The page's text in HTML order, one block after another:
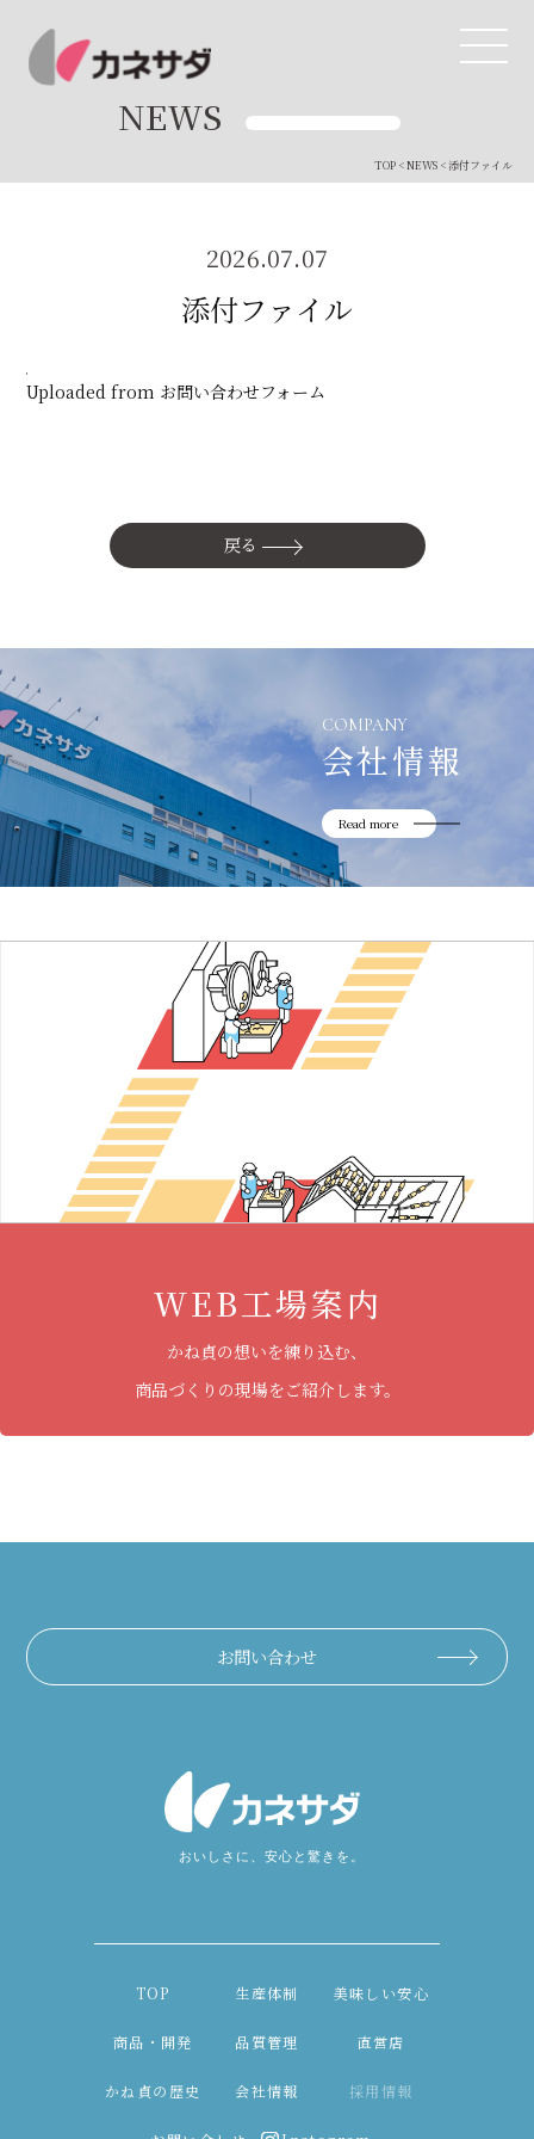
TOP
生産体制
美味しい安心
かね貞の歴史
NEWS
TOP<NEWS< 添付ファイル
2026.07.07
添付ファイル
Uploaded from お問い合わせフォーム
戻る
COMPANY
会社情報
Read more
WEB工場案内
かね貞の想いを練り込む、
商品づくりの現場をご紹介します。
お問い合わせ
TOP 生産体制 美味しい安心
商品・開発 品質管理 直営店
かね貞の歴史 会社情報 採用情報